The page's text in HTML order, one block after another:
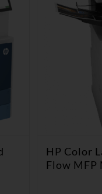
HP Color
Flow MFP